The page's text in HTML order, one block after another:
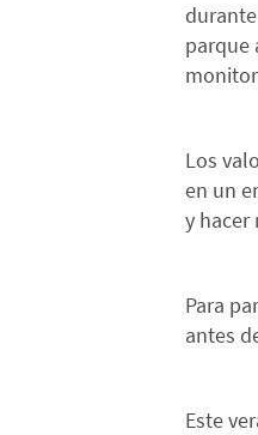
parque
Los
en un
y hacer
Para
antes
Este